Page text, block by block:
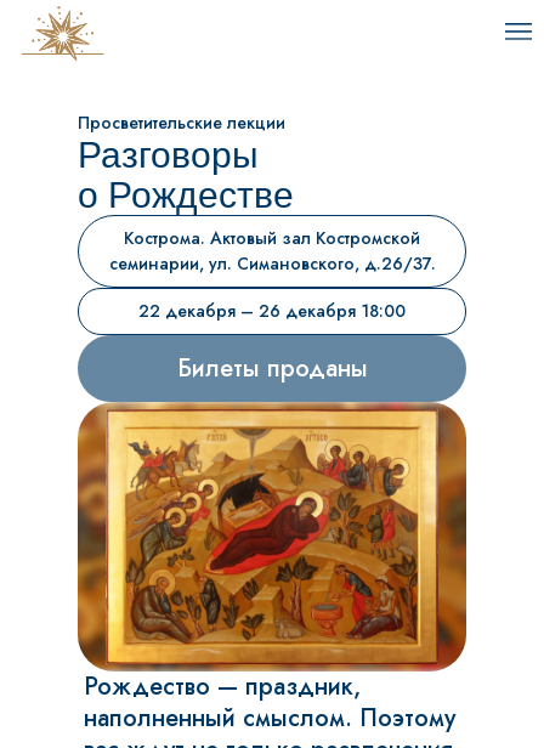
Просветительские лекции
Разговоры
о Рождестве
Кострома. Актовый зал Костромской
семинарии, ул. Симановского, д.26/37.
22 декабря – 26 декабря 18:00
Билеты проданы
Рождество — праздник,
наполненный смыслом. Поэтому